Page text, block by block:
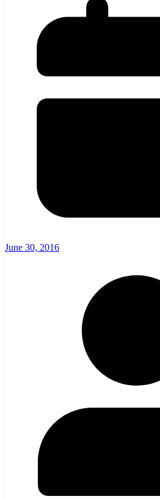
June 30, 2016